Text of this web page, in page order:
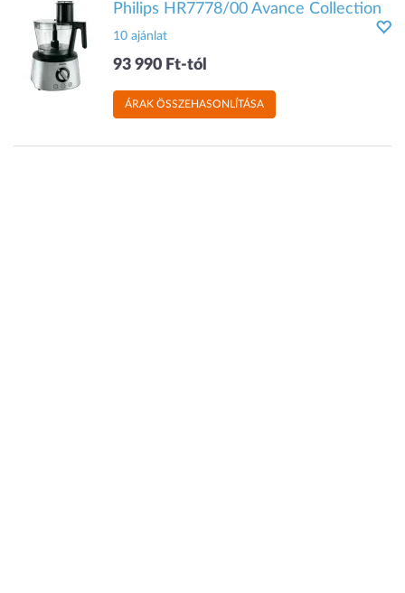
Philips HR7778/00 Avance Collection
10 ajánlat
93 990 Ft-tól
ÁRAK ÖSSZEHASONLÍTÁSA